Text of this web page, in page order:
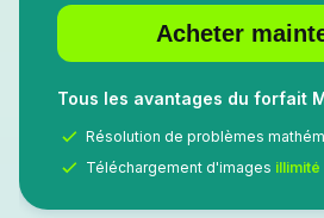
Acheter
Tous les avantages du forfait
Résolution de problèmes
Téléchargement d'images illimité